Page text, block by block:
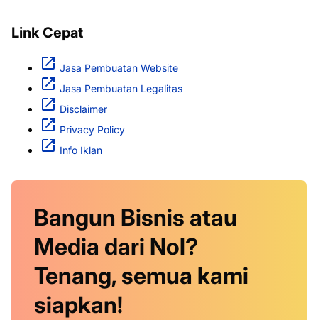
Link Cepat
Jasa Pembuatan Website
Jasa Pembuatan Legalitas
Disclaimer
Privacy Policy
Info Iklan
Bangun Bisnis atau
Media dari Nol?
Tenang, semua kami
siapkan!